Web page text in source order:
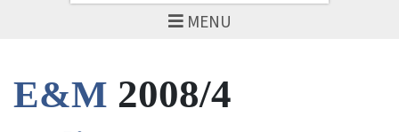
MENU
E&M 2008/4